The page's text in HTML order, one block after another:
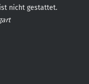
nicht gestattet.